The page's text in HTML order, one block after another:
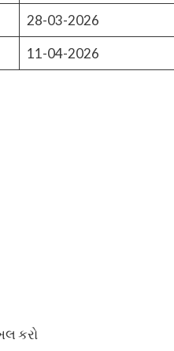
28-03-2026
11-04-2026
કરો